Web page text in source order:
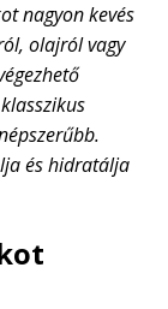
nagyon kevés
olajról vagy
és hidratálja